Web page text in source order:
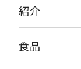
紹介
食品